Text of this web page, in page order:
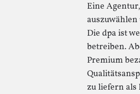
Eine
Die dpa ist
betreiben.
Premium
zu liefern als